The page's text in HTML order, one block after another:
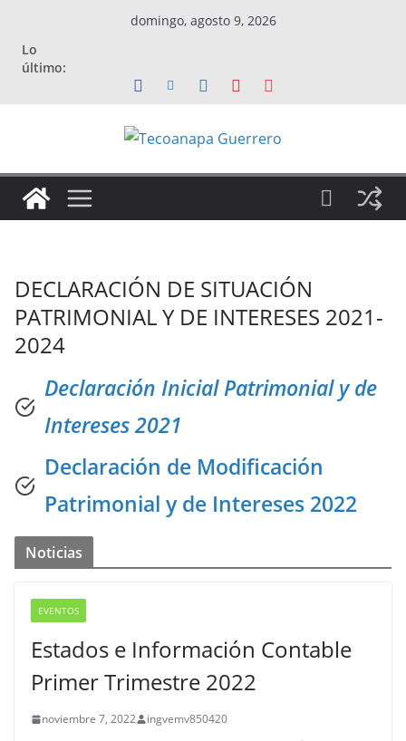
contenido
domingo, agosto 9, 2026
Lo
último:
DECLARACIÓN DE SITUACIÓN
PATRIMONIAL Y DE INTERESES 2021-
2024
Declaración Inicial Patrimonial y de
Intereses 2021
Declaración de Modificación
Patrimonial y de Intereses 2022
Noticias
EVENTOS
Estados e Información Contable
Primer Trimestre 2022
noviembre 7, 2022 ingvemv850420